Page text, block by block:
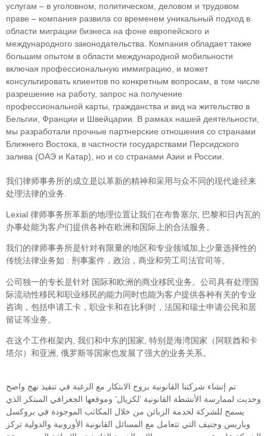
услугам – в уголовном, политическом, деловом и трудовом
праве – компания развила со временем уникальный подход в
облaсти миграции бизнеса на фоне европейского и
международного законодательства. Компания обладает также
большим опытом в области международной мобильности
включая профессиональную иммиграцию, и может
консультировать клиентов по конкретным вопросам, в том числе
разрешение на работу, запрос на получение
профессиональной карты, гражданства и вид на жительство в
Бельгии, Франции и Швейцарии. В рамках нашей деятельности,
мы разработали прочные партнерские отношения со странами
Ближнего Востока, в частности государствами Персидского
залива (ОАЭ и Катар), но и со странами Азии и России.
我们律师事务所的成立是以革新的精神和采用与众不同的现代途径来
处理法律的业务.
Lexial 律师事务所革新的地理位置让我们在布鲁塞尔, 巴黎和日内瓦的
办事处能为客户们提供各种在欧洲和国际上的合法服务。
我们的律师事务所是针对有限量的地区和专业领域加上少量选择性的
传统法律业务如 : 刑事案件，政治，商业和劳工司法官司等。
公司独一的专长是针对 国际和欧洲的商业移民业务。公司具有处理国
际流动性移民和职业移民的能力同时也能为客户提供各种有关的专业
咨询，包括申请工卡，职业卡和在比利时，法国和瑞士申请公民和居
留证等业务。
在这个工作框架内, 我们和中东的国家, 特别是海湾国家（阿联酋和卡
塔尔）和亚洲, 俄罗斯等国家也发展了强大的业务关系。
تم إنشاء شركتنا القانونية بروح الابتكار مع الرغبة في تنفيذ نهج واضح
وحديث لممارسة الأنشطة القانونية ‘لكزيال’ وموقعها الجغرافي المبتكر الذي
يسمح للشركة لخدمة الزبائن من خلال المكاتب الموجودة في بروكسل
وباريس وجنيف التي تتعامل مع المسائل القانونية الأوروبية والدولية تركز